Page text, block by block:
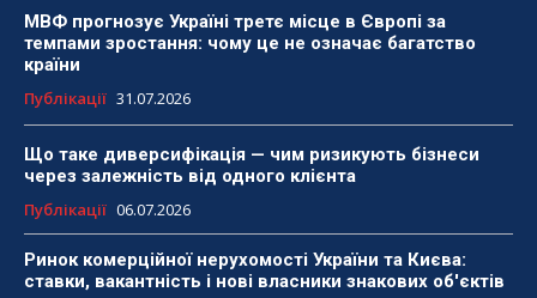
МВФ прогнозує Україні третє місце в Європі за
темпами зростання: чому це не означає багатство
країни
Публікації 31.07.2026
Що таке диверсифікація — чим ризикують бізнеси
через залежність від одного клієнта
Публікації 06.07.2026
Ринок комерційної нерухомості України та Києва:
ставки, вакантність і нові власники знакових об'єктів